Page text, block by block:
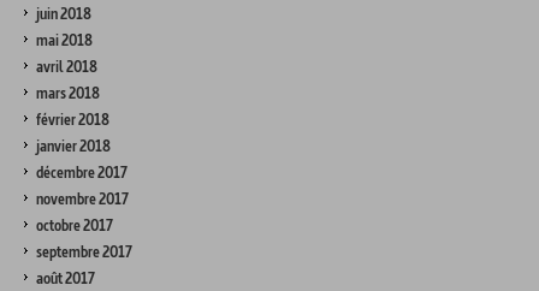
juin 2018
mai 2018
avril 2018
mars 2018
février 2018
janvier 2018
décembre 2017
novembre 2017
octobre 2017
septembre 2017
août 2017